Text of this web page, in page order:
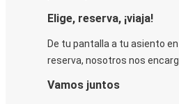
Elige, reserva, ¡viaja!
De tu pantalla a tu asiento
reserva, nosotros nos
Vamos juntos